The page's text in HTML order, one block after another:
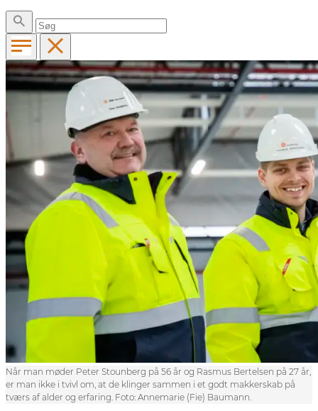
Når man møder Peter Stounberg på 56 år og Rasmus Bertelsen på 27 år,
er man ikke i tvivl om, at de klinger sammen i et godt makkerskab på
tværs af alder og erfaring. Foto: Annemarie (Fie) Baumann.